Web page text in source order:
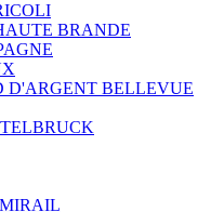
BRANDE
D'ARGENT BELLEVUE